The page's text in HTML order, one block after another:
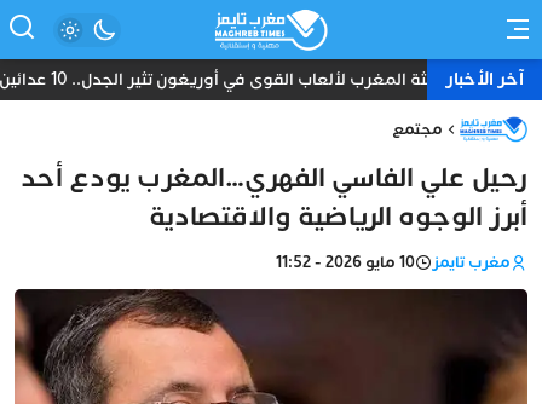
آخر الأخباربعثة المغرب لألعاب القوى في أوريغون تثير الجدل.. 10 عدائين ومدرب واحد دون طبيب أو إداري
مجتمع
رحيل علي الفاسي الفهري…المغرب يودع أحد
أبرز الوجوه الرياضية والاقتصادية
مغرب تايمز 10 مايو 2026 - 11:52